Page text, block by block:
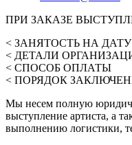
ПРИ ЗАКАЗЕ
< ЗАНЯТОСТЬ НА
< ДЕТАЛИ
< СПОСОБ ОПЛАТЫ
< ПОРЯДОК
Мы несем полную
выступление артиста, а
выполнению логистики,